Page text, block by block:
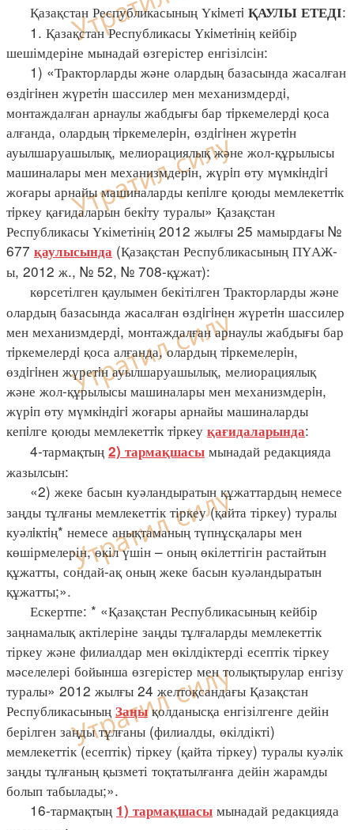
Қазақстан Республикасының Үкiметi ҚАУЛЫ ЕТЕДІ:
1. Қазақстан Республикасы Үкiметiнің кейбір
шешімдеріне мынадай өзгерістер енгізілсін:
1) «Тракторларды және олардың базасында жасалған
өздiгiнен жүретiн шассилер мен механизмдердi,
монтаждалған арнаулы жабдығы бар тiркемелердi қоса
алғанда, олардың тiркемелерiн, өздiгiнен жүретiн
ауылшаруашылық, мелиорациялық және жол-құрылысы
машиналары мен механизмдерiн, жүрiп өту мүмкiндiгi
жоғары арнайы машиналарды кепiлге қоюды мемлекеттiк
тiркеу қағидаларын бекiту туралы» Қазақстан
Республикасы Үкіметінің 2012 жылғы 25 мамырдағы №
677 қаулысында (Қазақстан Республикасының ПҮАЖ-
ы, 2012 ж., № 52, № 708-құжат):
көрсетілген қаулымен бекітілген Тракторларды және
олардың базасында жасалған өздiгiнен жүретiн шассилер
мен механизмдердi, монтаждалған арнаулы жабдығы бар
тiркемелердi қоса алғанда, олардың тiркемелерiн,
өздiгiнен жүретiн ауылшаруашылық, мелиорациялық
және жол-құрылысы машиналары мен механизмдерiн,
жүрiп өту мүмкiндiгi жоғары арнайы машиналарды
кепiлге қоюды мемлекеттiк тiркеу қағидаларында:
4-тармақтың 2) тармақшасы мынадай редакцияда
жазылсын:
«2) жеке басын куәландыратын құжаттардың немесе
заңды тұлғаны мемлекеттік тіркеу (қайта тіркеу) туралы
куәлiктiң* немесе анықтаманың түпнұсқалары мен
көшірмелерін, өкіл үшін – оның өкілеттігін растайтын
құжатты, сондай-ақ оның жеке басын куәландыратын
құжатты;».
Ескертпе: * «Қазақстан Республикасының кейбір
заңнамалық актілеріне заңды тұлғаларды мемлекеттік
тіркеу және филиалдар мен өкілдіктерді есептік тіркеу
мәселелері бойынша өзгерістер мен толықтырулар енгізу
туралы» 2012 жылғы 24 желтоқсандағы Қазақстан
Республикасының Заңықолданысқа енгізілгенге дейін
берілген заңды тұлғаны (филиалды, өкілдікті)
мемлекеттік (есептік) тіркеу (қайта тіркеу) туралы куәлік
заңды тұлғаның қызметі тоқтатылғанға дейін жарамды
болып табылады;».
16-тармақтың 1) тармақшасы мынадай редакцияда